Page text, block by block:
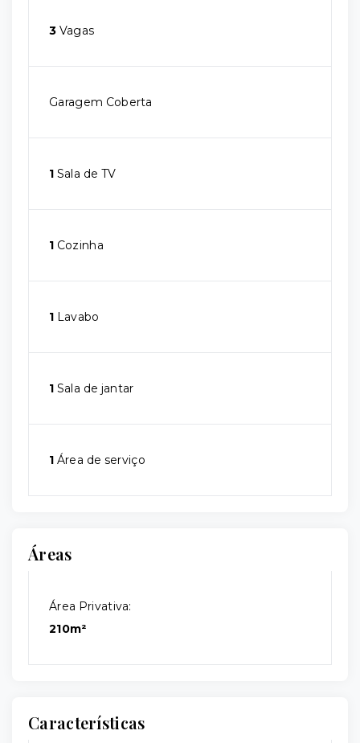
3 Vagas
Garagem Coberta
1 Sala de TV
1 Cozinha
1 Lavabo
1 Sala de jantar
1 Área de serviço
Áreas
Área Privativa:
210m²
Características